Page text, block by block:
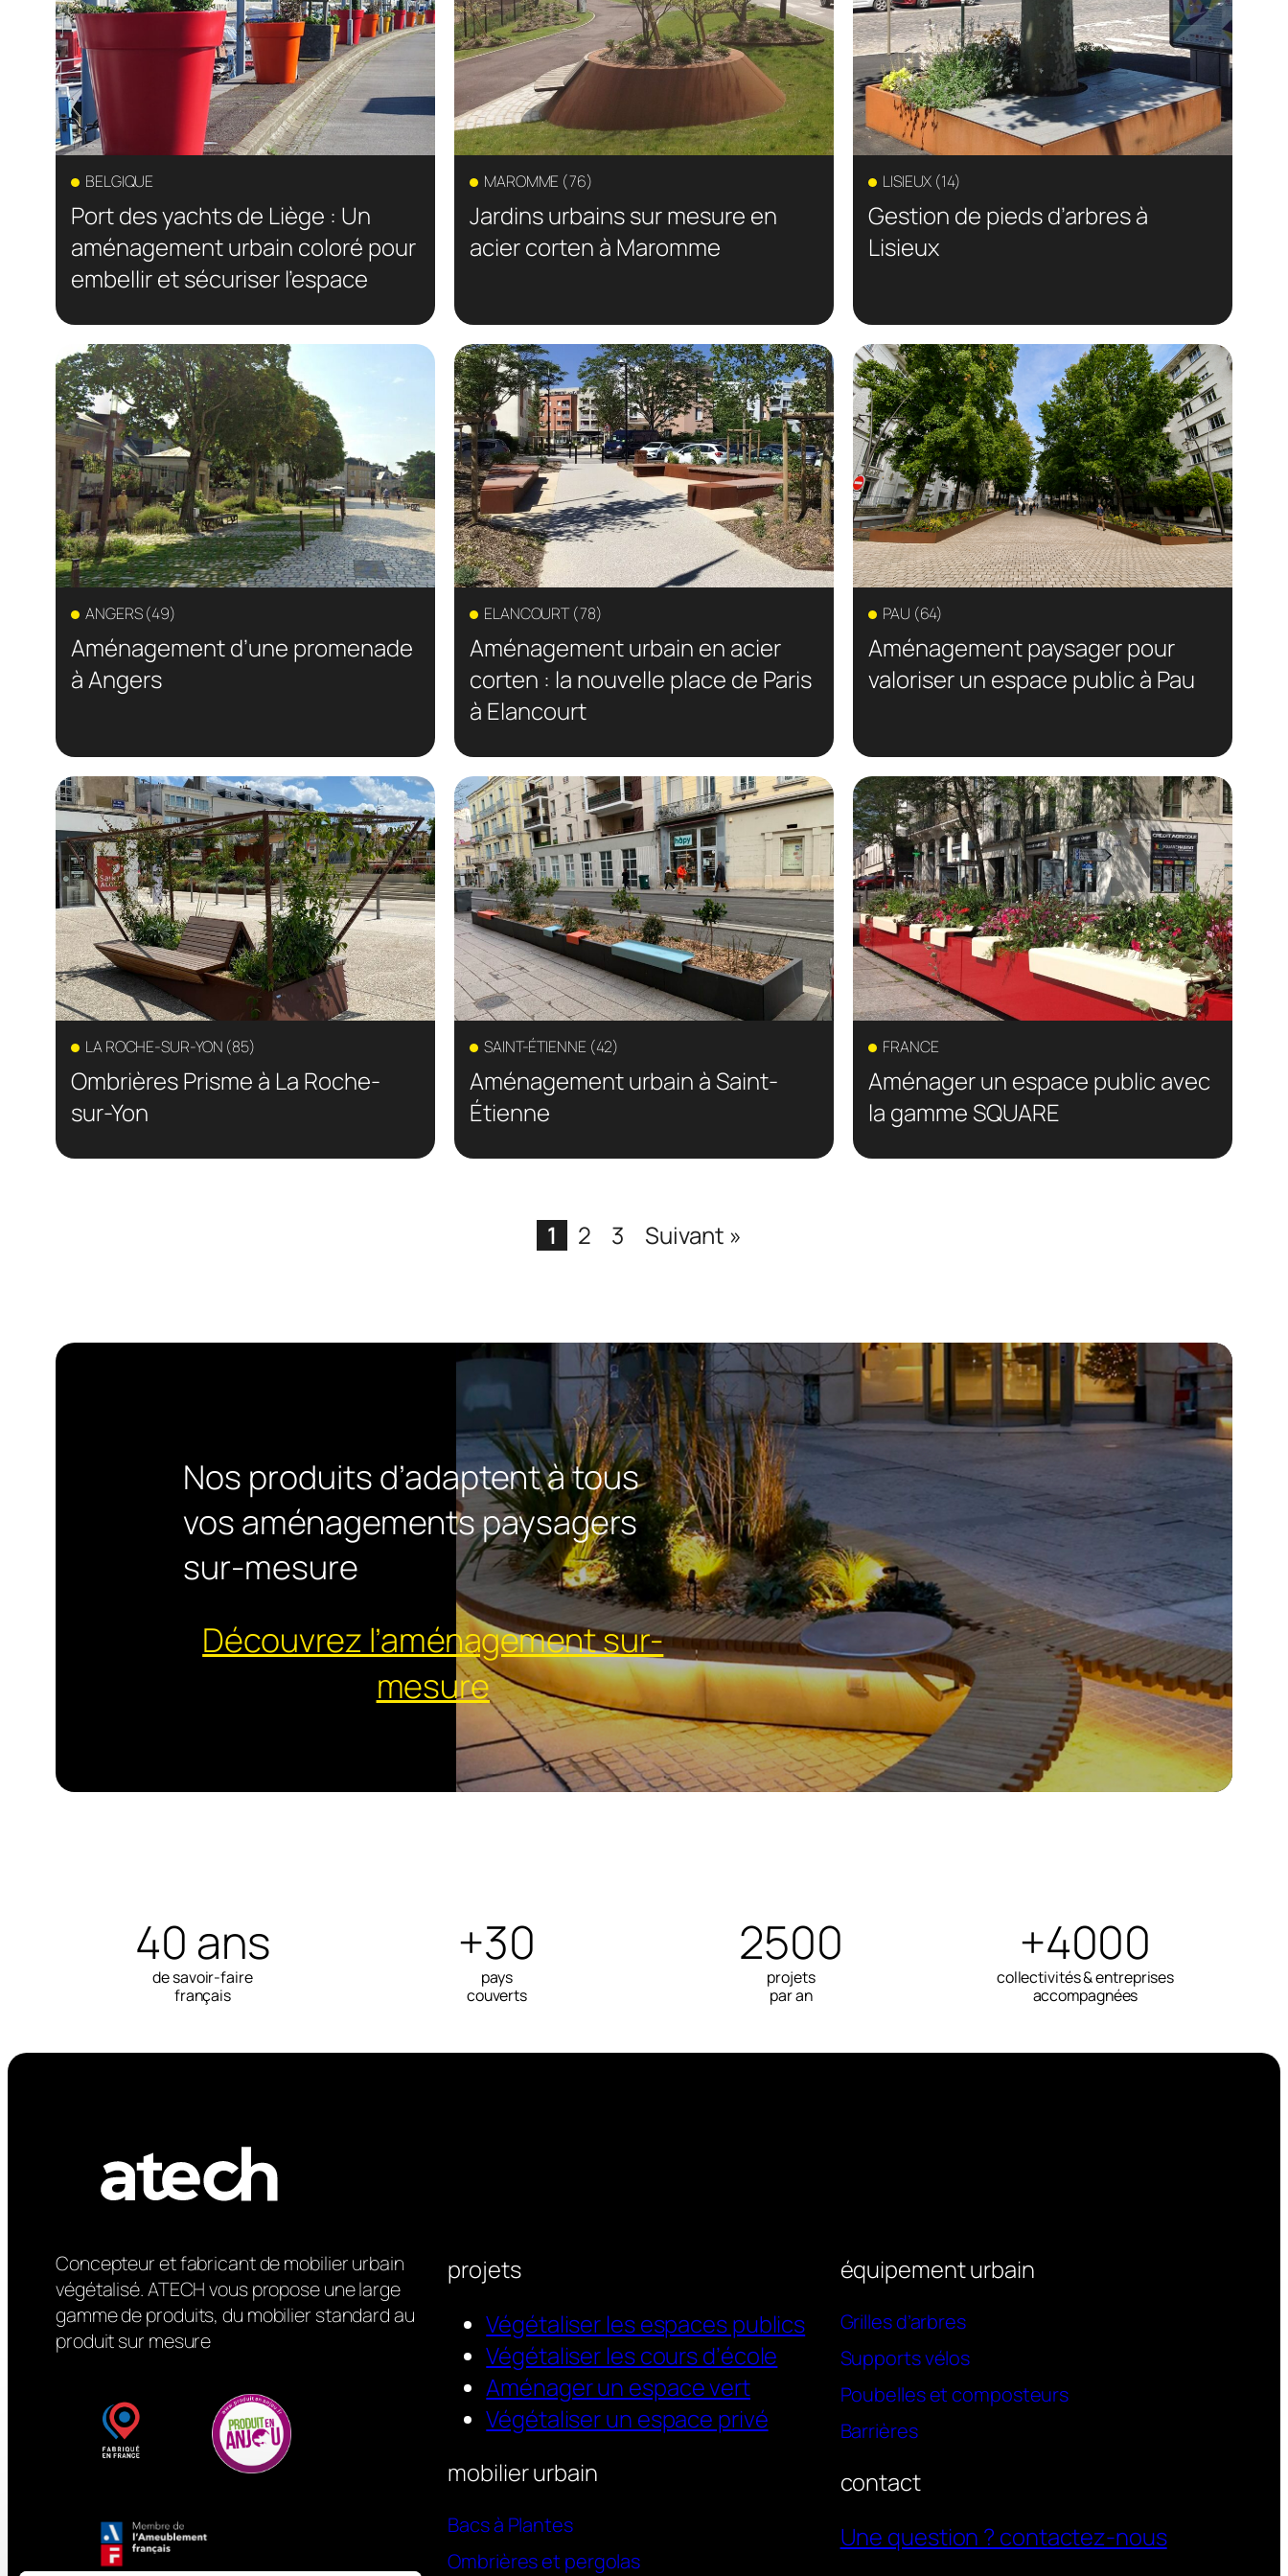
BELGIQUE
Port des yachts de Liège : Un
aménagement urbain coloré pour
embellir et sécuriser l’espace
MAROMME (76)
Jardins urbains sur mesure en
acier corten à Maromme
LISIEUX (14)
Gestion de pieds d’arbres à
Lisieux
ANGERS (49)
Aménagement d’une promenade
à Angers
ELANCOURT (78)
Aménagement urbain en acier
corten : la nouvelle place de Paris
à Elancourt
PAU (64)
Aménagement paysager pour
valoriser un espace public à Pau
LA ROCHE-SUR-YON (85)
Ombrières Prisme à La Roche-
sur-Yon
SAINT-ÉTIENNE (42)
Aménagement urbain à Saint-
Étienne
FRANCE
Aménager un espace public avec
la gamme SQUARE
1 2 3 Suivant »
Nos produits d’adaptent à tous
vos aménagements paysagers
sur-mesure
Découvrez l’aménagement sur-
mesure
40 ans
de savoir-faire
français
+30
pays
couverts
2500
projets
par an
+4000
collectivités & entreprises
accompagnées
Concepteur et fabricant de mobilier urbain
végétalisé. ATECH vous propose une large
gamme de produits, du mobilier standard au
produit sur mesure
projets
Végétaliser les espaces publics
Végétaliser les cours d’école
Aménager un espace vert
Végétaliser un espace privé
mobilier urbain
Bacs à Plantes
Ombrières et pergolas
équipement urbain
Grilles d’arbres
Supports vélos
Poubelles et composteurs
Barrières
contact
Une question ? contactez-nous